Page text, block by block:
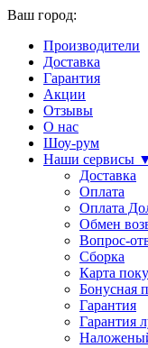
Ваш город:
Производители
Доставка
Гарантия
Акции
Отзывы
О нас
Шоу-рум
Наши сервисы ▼
Доставка
Оплата
Оплата
Обмен
Вопрос-
Сборка
Карта
Бонусная
Гарантия